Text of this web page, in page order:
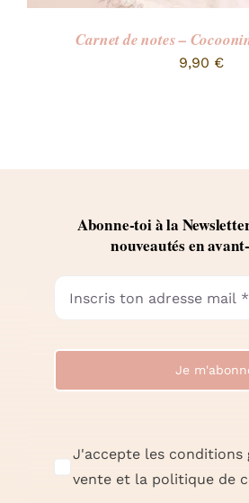
Carnet de notes –
9,90 €
Abonne-toi à la
nouveautés en
Je
J'accepte les conditions
vente et la politique de